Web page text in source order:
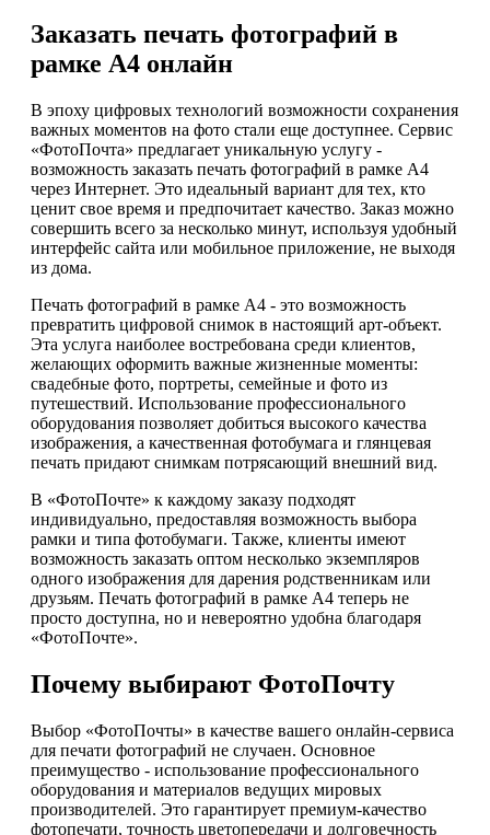
Заказать печать фотографий в
рамке А4 онлайн
В эпоху цифровых технологий возможности сохранения
важных моментов на фото стали еще доступнее. Сервис
«ФотоПочта» предлагает уникальную услугу -
возможность заказать печать фотографий в рамке А4
через Интернет. Это идеальный вариант для тех, кто
ценит свое время и предпочитает качество. Заказ можно
совершить всего за несколько минут, используя удобный
интерфейс сайта или мобильное приложение, не выходя
из дома.
Печать фотографий в рамке А4 - это возможность
превратить цифровой снимок в настоящий арт-объект.
Эта услуга наиболее востребована среди клиентов,
желающих оформить важные жизненные моменты:
свадебные фото, портреты, семейные и фото из
путешествий. Использование профессионального
оборудования позволяет добиться высокого качества
изображения, а качественная фотобумага и глянцевая
печать придают снимкам потрясающий внешний вид.
В «ФотоПочте» к каждому заказу подходят
индивидуально, предоставляя возможность выбора
рамки и типа фотобумаги. Также, клиенты имеют
возможность заказать оптом несколько экземпляров
одного изображения для дарения родственникам или
друзьям. Печать фотографий в рамке А4 теперь не
просто доступна, но и невероятно удобна благодаря
«ФотоПочте».
Почему выбирают ФотоПочту
Выбор «ФотоПочты» в качестве вашего онлайн-сервиса
для печати фотографий не случаен. Основное
преимущество - использование профессионального
оборудования и материалов ведущих мировых
производителей. Это гарантирует премиум-качество
фотопечати, точность цветопередачи и долговечность